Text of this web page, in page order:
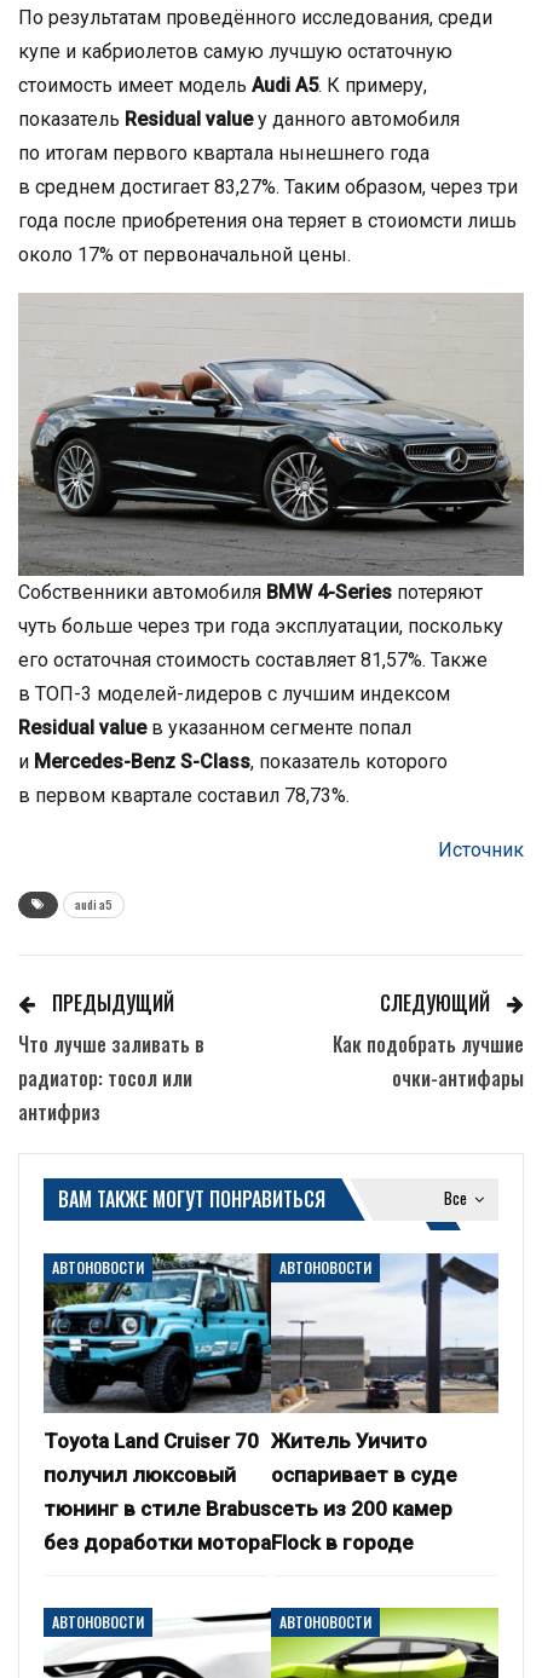
По результатам проведённого исследования, среди
купе и кабриолетов самую лучшую остаточную
стоимость имеет модель Audi A5. К примеру,
показатель Residual valueу данного автомобиля
по итогам первого квартала нынешнего года
в среднем достигает 83,27%. Таким образом, через три
года после приобретения она теряет в стоиомсти лишь
около 17% от первоначальной цены.
Собственники автомобиля BMW 4-Series потеряют
чуть больше через три года эксплуатации, поскольку
его остаточная стоимость составляет 81,57%. Также
в ТОП-3 моделей-лидеров с лучшим индексом
Residual valueв указанном сегменте попал
и Mercedes-Benz S-Class, показатель которого
в первом квартале составил 78,73%.
Источник
audi a5
ПРЕДЫДУЩИЙ
Что лучше заливать в
радиатор: тосол или
антифриз
СЛЕДУЮЩИЙ
Как подобрать лучшие
очки-антифары
Все
ВАМ ТАКЖЕ МОГУТ ПОНРАВИТЬСЯ
АВТОНОВОСТИ
Toyota Land Cruiser 70
получил люксовый
тюнинг в стиле Brabus
без доработки мотора
АВТОНОВОСТИ
Житель Уичито
оспаривает в суде
сеть из 200 камер
Flock в городе
АВТОНОВОСТИ АВТОНОВОСТИ